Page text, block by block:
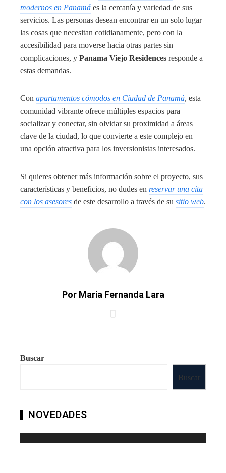
modernos en Panamá es la cercanía y variedad de sus
servicios. Las personas desean encontrar en un solo lugar
las cosas que necesitan cotidianamente, pero con la
accesibilidad para moverse hacia otras partes sin
complicaciones, y Panama Viejo Residences responde a
estas demandas.
Con apartamentos cómodos en Ciudad de Panamá, esta
comunidad vibrante ofrece múltiples espacios para
socializar y conectar, sin olvidar su proximidad a áreas
clave de la ciudad, lo que convierte a este complejo en
una opción atractiva para los inversionistas interesados.
Si quieres obtener más información sobre el proyecto, sus
características y beneficios, no dudes en reservar una cita
con los asesores de este desarrollo a través de su sitio web.
Por Maria Fernanda Lara
Buscar
Buscar
NOVEDADES